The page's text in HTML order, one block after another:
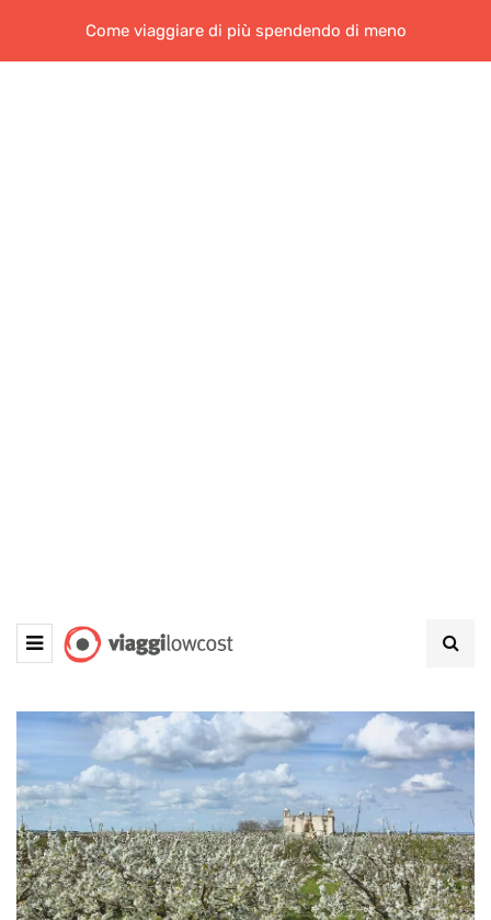
Come viaggiare di più spendendo di meno